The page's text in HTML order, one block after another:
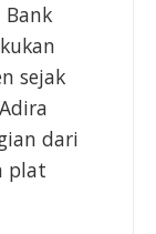
Bank
sejak
dari
plat